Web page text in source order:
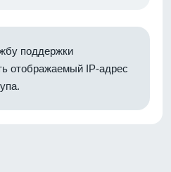
поддержки
отображаемый IP-адрес